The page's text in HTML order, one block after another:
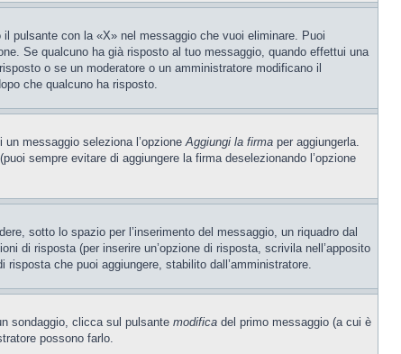
pulsante con la «X» nel messaggio che vuoi eliminare. Puoi
Se qualcuno ha già risposto al tuo messaggio, quando effettui una
o se un moderatore o un amministratore modificano il
che qualcuno ha risposto.
messaggio seleziona l’opzioneAggiungi la firma per aggiungerla.
sempre evitare di aggiungere la firma deselezionando l’opzione
sotto lo spazio per l’inserimento del messaggio, un riquadro dal
di risposta (per inserire un’opzione di risposta, scrivila nell’apposito
che puoi aggiungere, stabilito dall’amministratore.
sondaggio, clicca sul pulsante modifica del primo messaggio (a cui è
possono farlo.